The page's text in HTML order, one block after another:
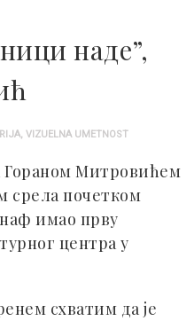
наде”,
, VIZUELNA UMETNOST
Гораном Митровићем
срела почетком
имао прву
центра у
схватим да је